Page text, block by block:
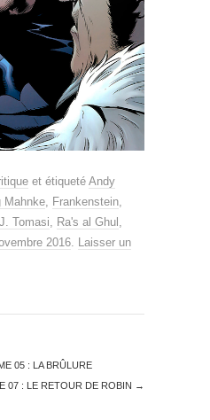
et étiqueté Andy
Mahnke Frankenstein
Tomasi Ra's al Ghul
2016 Laisser un
05 : LA BRÛLURE
07 : LE RETOUR DE ROBIN →